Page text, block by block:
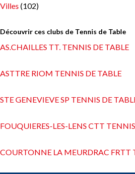
Villes (102)
Découvrir ces clubs de Tennis de Table
AS.CHAILLES TT. TENNIS DE TABLE
ASTTRE RIOM TENNIS DE TABLE
STE GENEVIEVE SP TENNIS DE
FOUQUIERES-LES-LENS CTT
COURTONNE LA MEURDRAC FRTT